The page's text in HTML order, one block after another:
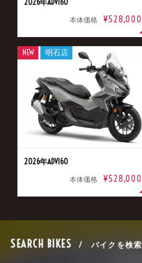
2026年ADV160
本体価格 ¥528,000
2026年ADV160
本体価格 ¥528,000
NEW 明石店
SEARCH BIKES / バイクを検索